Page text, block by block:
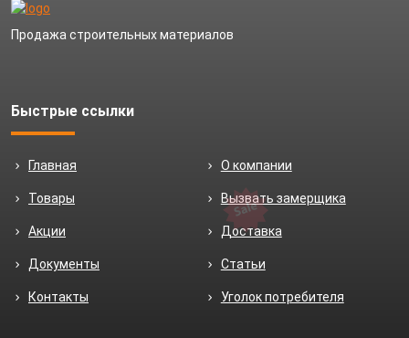
Продажа строительных материалов
Быстрые ссылки
Главная О компании
Товары Вызвать замерщика
Акции Доставка
Документы Статьи
Контакты Уголок потребителя